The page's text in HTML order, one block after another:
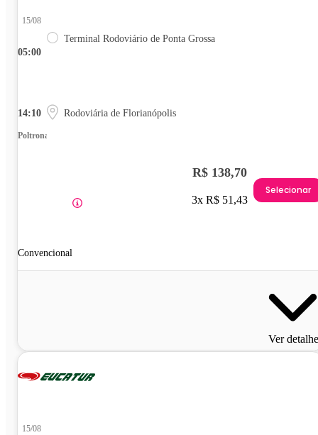
05:00
15/08
Terminal Rodoviário de Ponta Grossa
14:10 Rodoviária de Florianópolis
Poltrona
Convencional
R$ 138,70
3x R$ 51,43
Selecionar
Ver
15/08